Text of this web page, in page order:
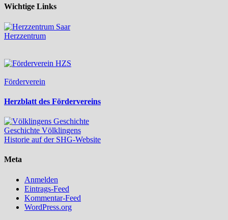
Wichtige Links
Herzzentrum
Förderverein
Herzblatt des Fördervereins
Geschichte Völklingens
Historie auf der SHG-Website
Meta
Anmelden
Eintrags-Feed
Kommentar-Feed
WordPress.org